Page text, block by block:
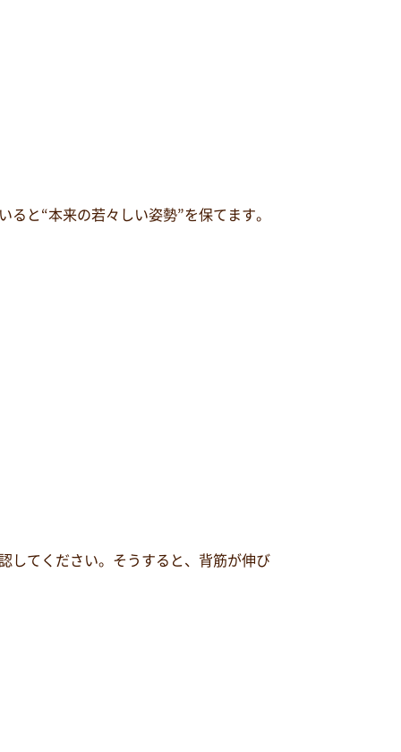
と“本来の若々しい姿勢”を保てます。
してください。そうすると、背筋が伸び